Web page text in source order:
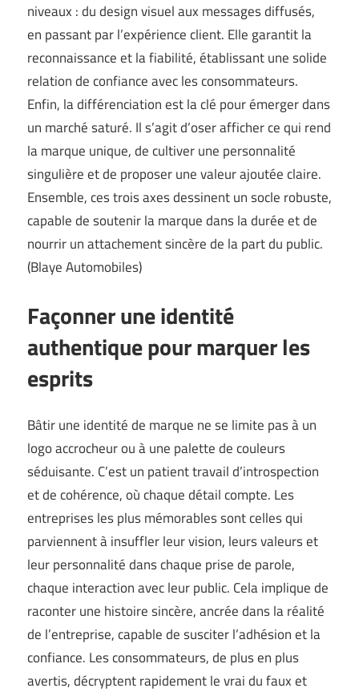
niveaux : du design visuel aux messages diffusés,
en passant par l’expérience client. Elle garantit la
reconnaissance et la fiabilité, établissant une solide
relation de confiance avec les consommateurs.
Enfin, la différenciation est la clé pour émerger dans
un marché saturé. Il s’agit d’oser afficher ce qui rend
la marque unique, de cultiver une personnalité
singulière et de proposer une valeur ajoutée claire.
Ensemble, ces trois axes dessinent un socle robuste,
capable de soutenir la marque dans la durée et de
nourrir un attachement sincère de la part du public.
(Blaye Automobiles)
Façonner une identité
authentique pour marquer les
esprits
Bâtir une identité de marque ne se limite pas à un
logo accrocheur ou à une palette de couleurs
séduisante. C’est un patient travail d’introspection
et de cohérence, où chaque détail compte. Les
entreprises les plus mémorables sont celles qui
parviennent à insuffler leur vision, leurs valeurs et
leur personnalité dans chaque prise de parole,
chaque interaction avec leur public. Cela implique de
raconter une histoire sincère, ancrée dans la réalité
de l’entreprise, capable de susciter l’adhésion et la
confiance. Les consommateurs, de plus en plus
avertis, décryptent rapidement le vrai du faux et